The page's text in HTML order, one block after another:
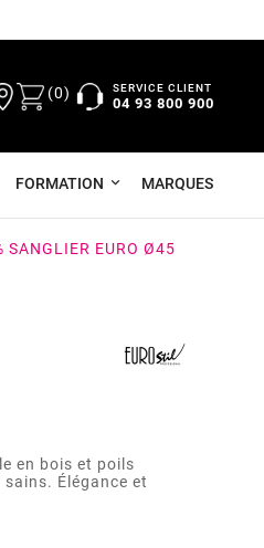
(0) SERVICE CLIENT
04 93 800 900
FORMATION MARQUES
SANGLIER EURO Ø45
en bois et poils
Élégance et